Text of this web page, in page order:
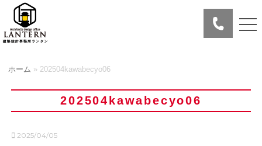
ホーム » 202504kawabecyo06
202504kawabecyo06
2025/04/05